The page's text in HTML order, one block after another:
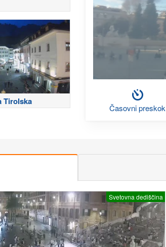
Tirolska
Časovni preskok
Svetovna dediščina